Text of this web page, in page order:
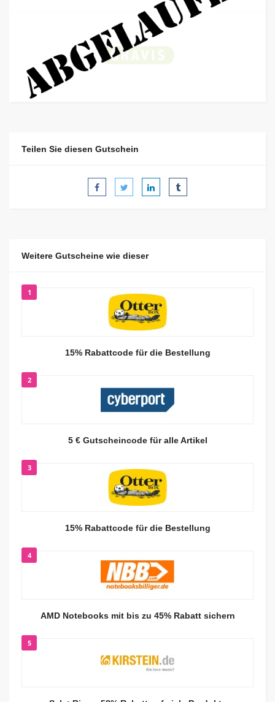
Teilen Sie diesen Gutschein
Weitere Gutscheine wie dieser
1
15% Rabattcode für die Bestellung
2
5 € Gutscheincode für alle Artikel
3
15% Rabattcode für die Bestellung
4
AMD Notebooks mit bis zu 45% Rabatt sichern
5